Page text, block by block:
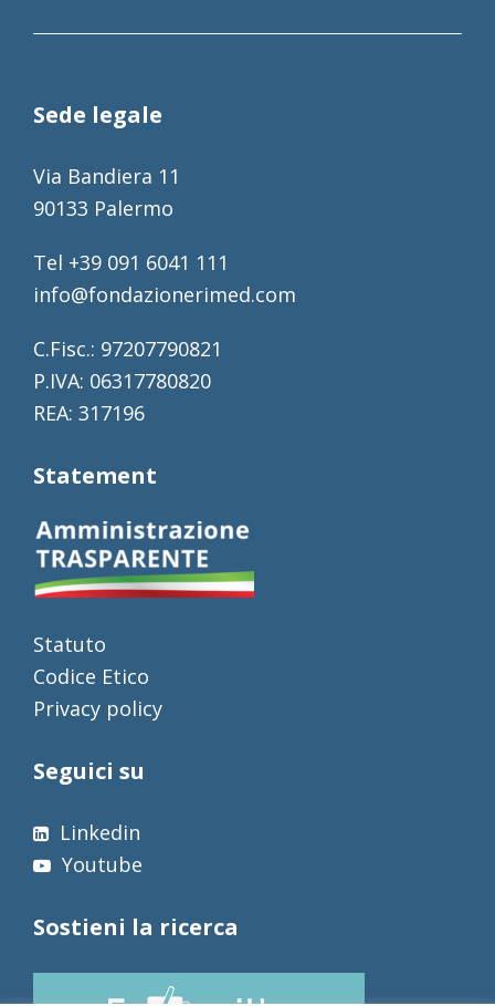
Sede legale
Via Bandiera 11
90133 Palermo
Tel +39 091 6041 111
info@fondazionerimed.com
C.Fisc.: 97207790821
P.IVA: 06317780820
REA: 317196
Statement
Statuto
Codice Etico
Privacy policy
Seguici su
Linkedin
Youtube
Sostieni la ricerca